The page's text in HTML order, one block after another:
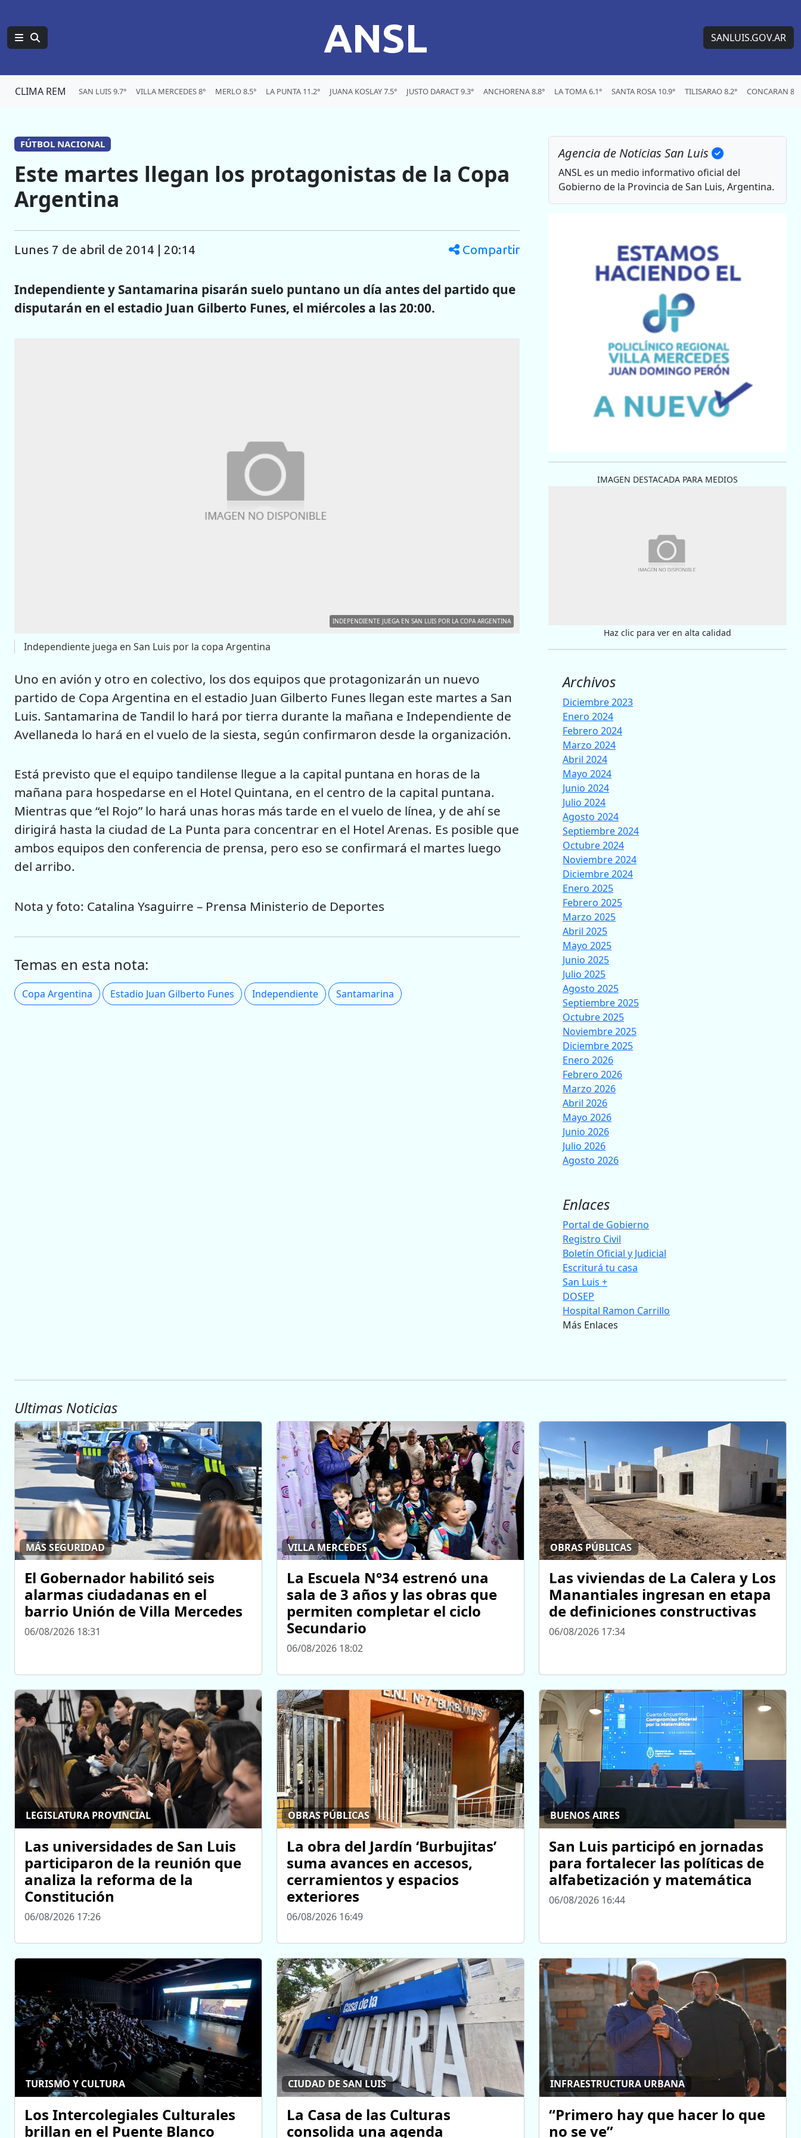
ANSL SANLUIS.GOV.AR
CLIMA REM SAN LUIS 9.7° VILLA MERCEDES 8° MERLO 8.5° LA PUNTA 11.2° JUANA KOSLAY 7.5° JUSTO DARACT 9.3° ANCHORENA 8.8° LA TOMA 6.1° SANTA ROSA 10.9° TILISARAO 8.2° CONCARAN 8°
FÚTBOL NACIONAL
Este martes llegan los protagonistas de la Copa
Argentina
lunes 7 de abril de 2014 | 20:14 Compartir
Independiente y Santamarina pisarán suelo puntano un día antes del partido que
disputarán en el estadio Juan Gilberto Funes, el miércoles a las 20:00.
INDEPENDIENTE JUEGA EN SAN LUIS POR LA COPA ARGENTINA
Independiente juega en San Luis por la copa Argentina
Uno en avión y otro en colectivo, los dos equipos que protagonizarán un nuevo
partido de Copa Argentina en el estadio Juan Gilberto Funes llegan este martes a San
Luis. Santamarina de Tandil lo hará por tierra durante la mañana e Independiente de
Avellaneda lo hará en el vuelo de la siesta, según confirmaron desde la organización.
Está previsto que el equipo tandilense llegue a la capital puntana en horas de la
mañana para hospedarse en el Hotel Quintana, en el centro de la capital puntana.
Mientras que “el Rojo” lo hará unas horas más tarde en el vuelo de línea, y de ahí se
dirigirá hasta la ciudad de La Punta para concentrar en el Hotel Arenas. Es posible que
ambos equipos den conferencia de prensa, pero eso se confirmará el martes luego
del arribo.
Nota y foto: Catalina Ysaguirre – Prensa Ministerio de Deportes
Temas en esta nota:
Copa Argentina Estadio Juan Gilberto Funes Independiente Santamarina
Agencia de Noticias San Luis
ANSL es un medio informativo oficial del
Gobierno de la Provincia de San Luis, Argentina.
IMAGEN DESTACADA PARA MEDIOS
Haz clic para ver en alta calidad
Archivos
Diciembre 2023
Enero 2024
Febrero 2024
Marzo 2024
Abril 2024
Mayo 2024
Junio 2024
Julio 2024
Agosto 2024
Septiembre 2024
Octubre 2024
Noviembre 2024
Diciembre 2024
Enero 2025
Febrero 2025
Marzo 2025
Abril 2025
Mayo 2025
Junio 2025
Julio 2025
Agosto 2025
Septiembre 2025
Octubre 2025
Noviembre 2025
Diciembre 2025
Enero 2026
Febrero 2026
Marzo 2026
Abril 2026
Mayo 2026
Junio 2026
Julio 2026
Agosto 2026
Enlaces
Portal de Gobierno
Registro Civil
Boletín Oficial y Judicial
Escriturá tu casa
San Luis +
DOSEP
Hospital Ramon Carrillo
Más Enlaces
Ultimas Noticias
MÁS SEGURIDAD
El Gobernador habilitó seis
alarmas ciudadanas en el
barrio Unión de Villa Mercedes
06/08/2026 18:31
VILLA MERCEDES
La Escuela N°34 estrenó una
sala de 3 años y las obras que
permiten completar el ciclo
Secundario
06/08/2026 18:02
OBRAS PÚBLICAS
Las viviendas de La Calera y Los
Manantiales ingresan en etapa
de definiciones constructivas
06/08/2026 17:34
LEGISLATURA PROVINCIAL
Las universidades de San Luis
participaron de la reunión que
analiza la reforma de la
Constitución
06/08/2026 17:26
OBRAS PÚBLICAS
La obra del Jardín ‘Burbujitas’
suma avances en accesos,
cerramientos y espacios
exteriores
06/08/2026 16:49
BUENOS AIRES
San Luis participó en jornadas
para fortalecer las políticas de
alfabetización y matemática
06/08/2026 16:44
TURISMO Y CULTURA
Los Intercolegiales Culturales
brillan en el Puente Blanco
CIUDAD DE SAN LUIS
La Casa de las Culturas
consolida una agenda
INFRAESTRUCTURA URBANA
“Primero hay que hacer lo que
no se ve”